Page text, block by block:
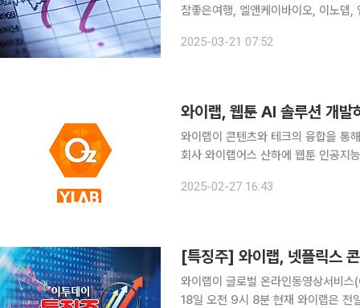
참좋은여행, 엘앤케이바이오, 이노뎁
에프엠코리아, 나이스디앤비, 엑시온
2025-03-21 07:52
와이랩, 웹툰 AI 솔루션 개발
와이랩이 콘텐츠와 테크의 융합을 통해 새로운
회사 와이랩어스 산하에 웹툰 인공지
글로벌 콘텐츠 제작사로서의 입지를
2025-02-27 16:43
[특징주] 와이랩, 넷플릭스
와이랩이 글로벌 온라인동영상서비
18일 오전 9시 8분 현재 와이랩은 전일